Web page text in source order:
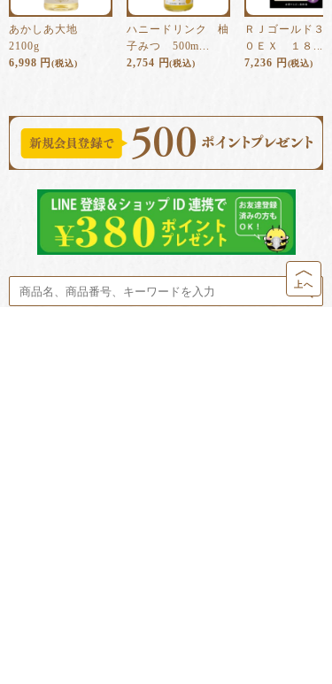
あかしあ大地
2100g
6,998 円(税込)
ハニードリンク 柚
子みつ 500m...
2,754 円(税込)
ＲＪゴールド３
０ＥＸ １８...
7,236 円 (税込)
上へ